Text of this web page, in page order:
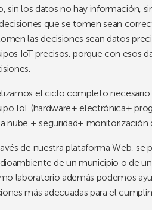
sin los datos no hay información,
que se tomen sean
las decisiones sean datos
IoT precisos, porque con esos
el ciclo completo
IoT (hardware+ electrónica+
nube + seguridad+
de nuestra plataforma Web, se
de un municipio o de
laboratorio además podemos
más adecuadas para el